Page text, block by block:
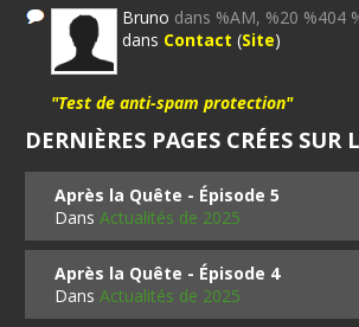
Bruno dans %AM, %20 %404
dans Contact (Site)
"Test de anti-spam protection"
DERNIÈRES PAGES CRÉES SUR
Après la Quête - Épisode 5
DansActualités de 2025
Après la Quête - Épisode 4
DansActualités de 2025